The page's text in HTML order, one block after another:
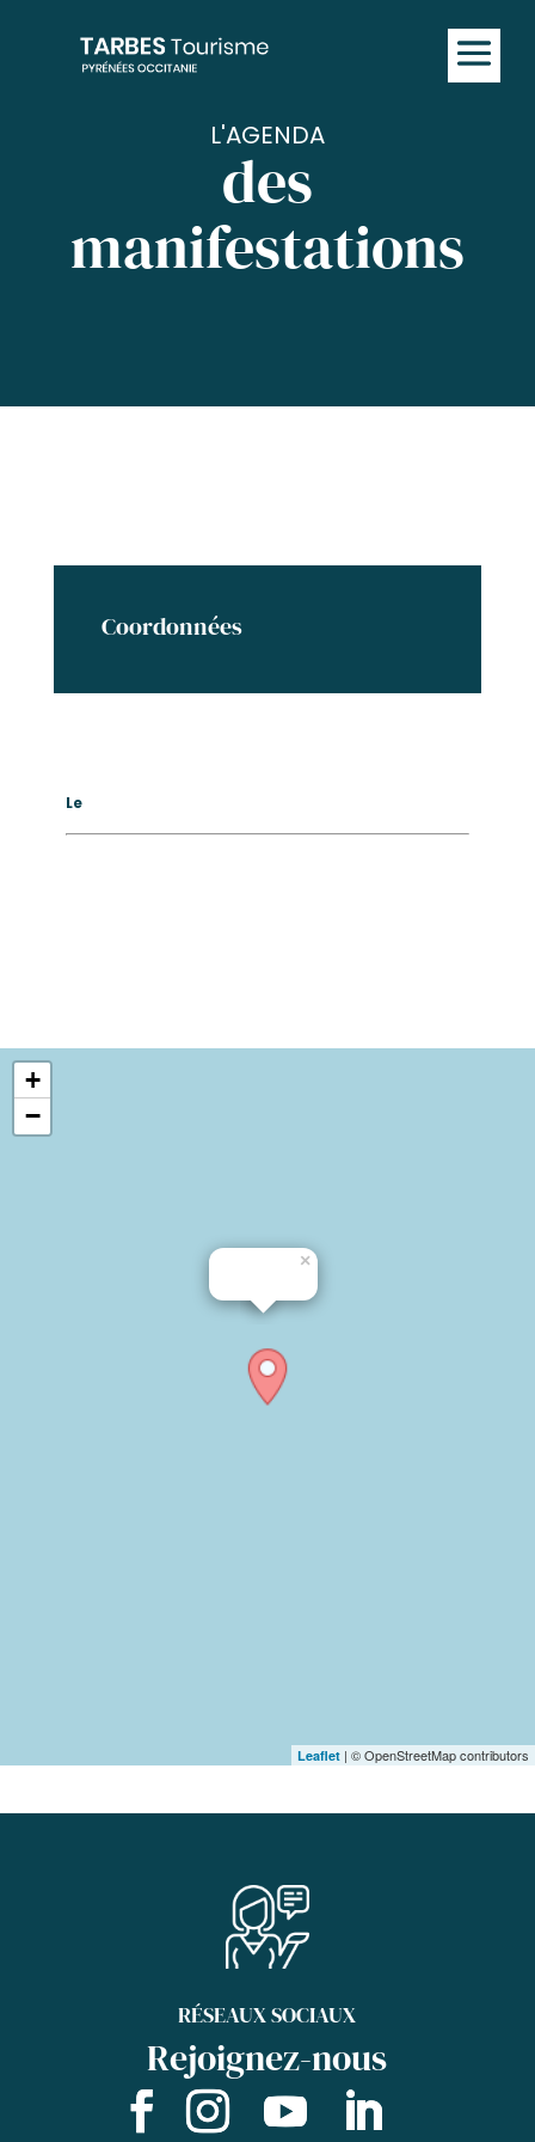
L'AGENDA
des
manifestations
Coordonnées
Le
×
+
−
Leaflet | © OpenStreetMap contributors
RÉSEAUX SOCIAUX
Rejoignez-nous